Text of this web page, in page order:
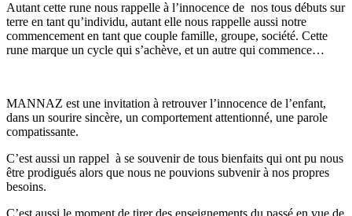
Autant cette rune nous rappelle à l’innocence de nos tous débuts sur
terre en tant qu’individu, autant elle nous rappelle aussi notre
commencement en tant que couple famille, groupe, société. Cette
rune marque un cycle qui s’achève, et un autre qui commence…
MANNAZ est une invitation à retrouver l’innocence de l’enfant,
dans un sourire sincère, un comportement attentionné, une parole
compatissante.
C’est aussi un rappel à se souvenir de tous bienfaits qui ont pu nous
être prodigués alors que nous ne pouvions subvenir à nos propres
besoins.